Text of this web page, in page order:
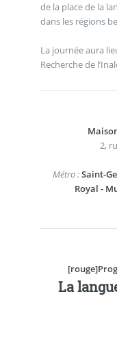
de la place de la
dans les régions
La journée aura
Recherche de
2,
Métro :Saint-
Royal -
La